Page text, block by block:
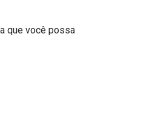
que você possa